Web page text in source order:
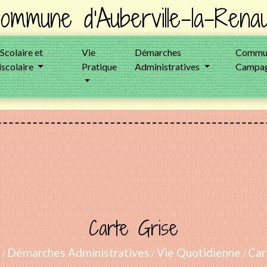
d'Auberville-la-
et
Vie
Pratique
Démarches
Administratives
Carte Grise
/Démarches Administratives/Vie Quotidienne/